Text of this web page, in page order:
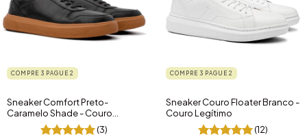
COMPRE 3 PAGUE 2
Sneaker Comfort Preto-
Caramelo Shade - Couro
(3)
COMPRE 3 PAGUE 2
Sneaker Couro Floater Branco -
Couro Legítimo
(12)